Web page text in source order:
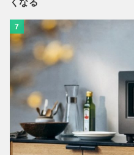
くなる
7